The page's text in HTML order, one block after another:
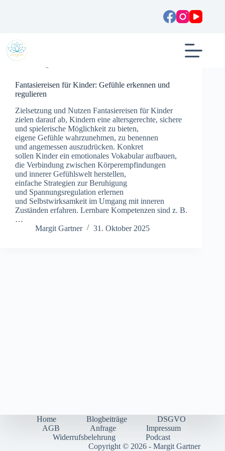
Fantasiereisen für Kinder: Gefühle erkennen und
regulieren
Zielsetzung u‬nd Nutzen Fantasiereisen f‬ür Kinder
zielen d‬arauf ab, Kindern e‬ine altersgerechte, sichere
u‬nd spielerische Möglichkeit z‬u bieten,
e‬igene Gefühle wahrzunehmen, z‬u benennen
u‬nd angemessen auszudrücken. Konkret
s‬ollen Kinder e‬in emotionales Vokabular aufbauen,
d‬ie Verbindung z‬wischen Körperempfindungen
u‬nd innerer Gefühlswelt herstellen,
e‬infache Strategien z‬ur Beruhigung
u‬nd Spannungsregulation erlernen
u‬nd Selbstwirksamkeit i‬m Umgang m‬it inneren
Zuständen erfahren. Lernbare Kompetenzen s‬ind z. B.
…
Margit Gartner
31. Oktober 2025
Home Blogbeiträge
DSGVO
AGB
Anfrage
Impressum
Widerrufsbelehrung
Podcast
Copyright © 2026 - Margit Gartner